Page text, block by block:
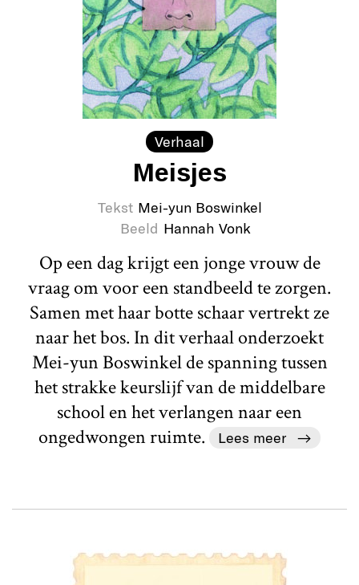
Verhaal
Meisjes
Tekst Mei-yun Boswinkel
Beeld Hannah Vonk
Op een dag krijgt een jonge vrouw de
vraag om voor een standbeeld te zorgen.
Samen met haar botte schaar vertrekt ze
naar het bos. In dit verhaal onderzoekt
Mei-yun Boswinkel de spanning tussen
het strakke keurslijf van de middelbare
school en het verlangen naar een
ongedwongen ruimte.
Lees meer